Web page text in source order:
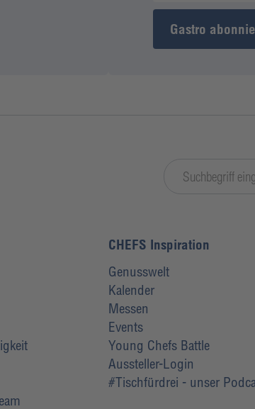
Gastro
CHEFS Inspiration
Genusswelt
Kalender
Messen
Events
Young Chefs Battle
Aussteller-Login
#Tischfürdrei - unser